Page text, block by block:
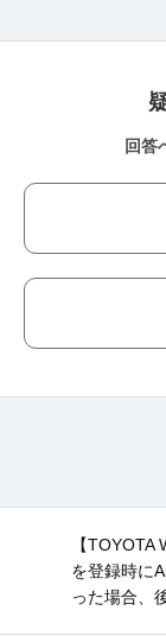
回答
【
を登録時に
った場合、